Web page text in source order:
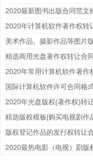
2020最新图书出版合同范文
2020年计算机软件著作权转
美术作品、摄影作品等图片
精选商用光盘著作权转让合
2020年常用计算机软件著作
国际计算机软件许可合同格
2020年光盘版权(著作权)转
精选版权模板|购买电视剧作
版权登记作品的发行权转让
2020最热电影（电视）剧版